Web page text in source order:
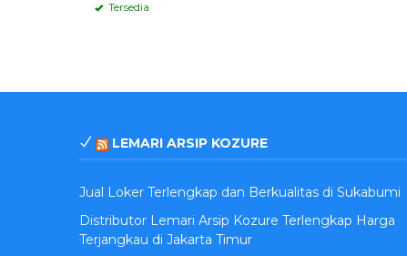
Tersedia
LEMARI ARSIP KOZURE
Jual Loker Terlengkap dan Berkualitas di Sukabumi
Distributor Lemari Arsip Kozure Terlengkap Harga
Terjangkau di Jakarta Timur